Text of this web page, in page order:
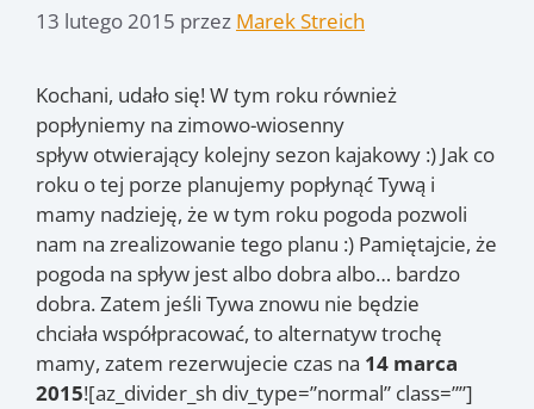
13 lutego 2015 przez Marek Streich
Kochani, udało się! W tym roku również
popłyniemy na zimowo-wiosenny
spływ otwierający kolejny sezon kajakowy :) Jak co
roku o tej porze planujemy popłynąć Tywą i
mamy nadzieję, że w tym roku pogoda pozwoli
nam na zrealizowanie tego planu :) Pamiętajcie, że
pogoda na spływ jest albo dobra albo… bardzo
dobra. Zatem jeśli Tywa znowu nie będzie
chciała współpracować, to alternatyw trochę
mamy, zatem rezerwujecie czas na 14 marca
2015![az_divider_sh div_type=”normal” class=””]